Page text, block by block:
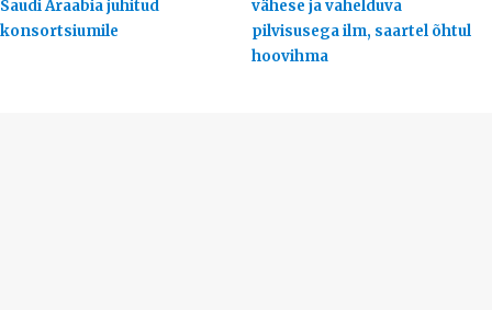
Saudi Araabia juhitud
konsortsiumile
vähese ja vahelduva
pilvisusega ilm, saartel õhtul
hoovihma